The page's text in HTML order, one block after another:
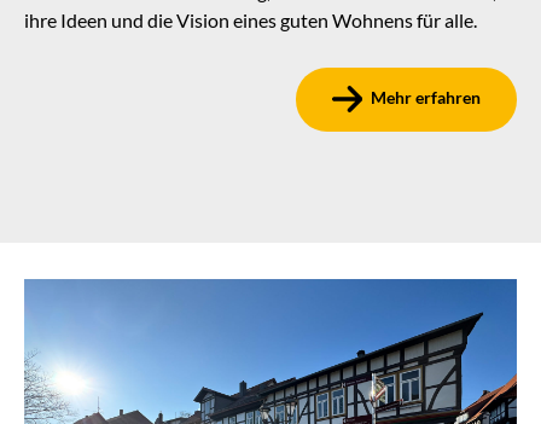
ihre Ideen und die Vision eines guten Wohnens für alle.
Mehr erfahren